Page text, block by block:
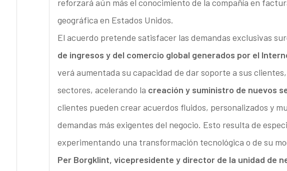
reforzará aún más el conocimiento de la compañía en
geográfica en Estados Unidos.
El acuerdo pretende satisfacer las demandas exclusivas
de ingresos y del comercio global generados por el
verá aumentada su capacidad de dar soporte a sus
sectores, acelerando la creación y suministro de nuevos
clientes pueden crear acuerdos fluidos, personalizados y
demandas más exigentes del negocio. Esto resulta de
experimentando una transformación tecnológica o de su
Per Borgklint, vicepresidente y director de la unidad de